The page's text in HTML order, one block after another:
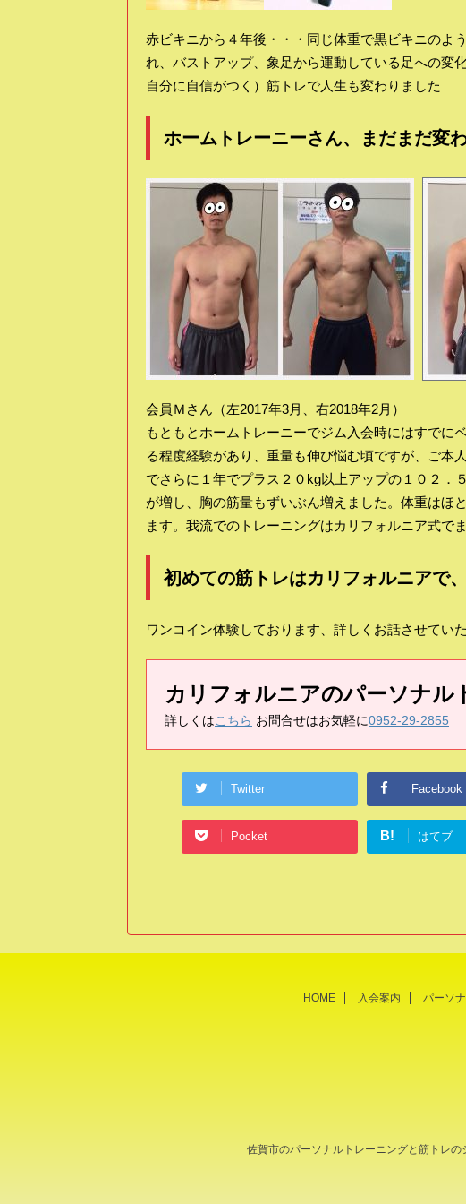
赤ビキニから４年後・・・同じ体重で黒ビキニのよ
れ、バストアップ、象足から運動している足への変
自分に自信がつく）筋トレで人生も変わりました
ホームトレーニーさん、まだまだ変
会員Ｍさん（左2017年3月、右2018年2月）
もともとホームトレーニーでジム入会時にはすでに
る程度経験があり、重量も伸び悩む頃ですが、ご本
でさらに１年でプラス２０kg以上アップの１０２．
が増し、胸の筋量もずいぶん増えました。体重はほ
ます。我流でのトレーニングはカリフォルニア式で
初めての筋トレはカリフォルニアで
ワンコイン体験しております、詳しくお話させてい
カリフォルニアのパーソナル
詳しくはこちら お問合せはお気軽に0952-29-2855
Twitter Facebook
Pocket B! はてブ
HOME 入会案内 パーソ
佐賀市のパーソナルトレーニングと筋トレ